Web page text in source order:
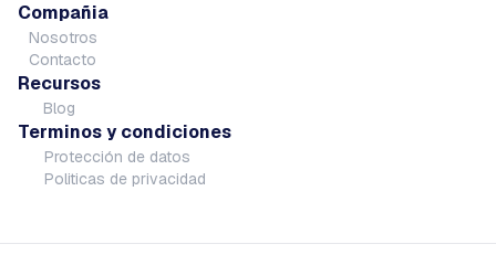
Compañia
Nosotros
Contacto
Recursos
Blog
Terminos y condiciones
Protección de datos
Politicas de privacidad